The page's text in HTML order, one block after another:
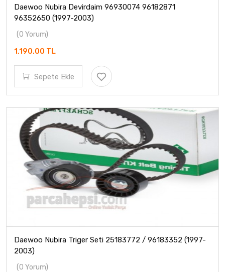
Daewoo Nubira Devirdaim 96930074 96182871
96352650 (1997-2003)
(0 Yorum)
1,190.00 TL
Sepete Ekle
Daewoo Nubira Triger Seti 25183772 / 96183352 (1997-
2003)
(0 Yorum)